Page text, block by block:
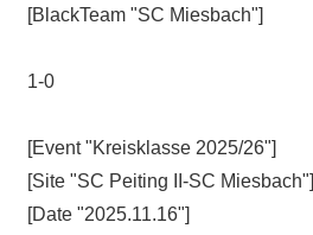
[BlackTeam "SC Miesbach"]
1-0
[Event "Kreisklasse 2025/26"]
[Site "SC Peiting II-SC Miesbach"]
[Date "2025.11.16"]